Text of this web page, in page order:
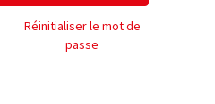
Réinitialiser le mot de
passe